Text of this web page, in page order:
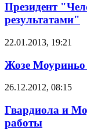
Президент
результатами"
22.01.2013, 19:21
Жозе Моуриньо
26.12.2012, 08:15
Гвардиола и
работы